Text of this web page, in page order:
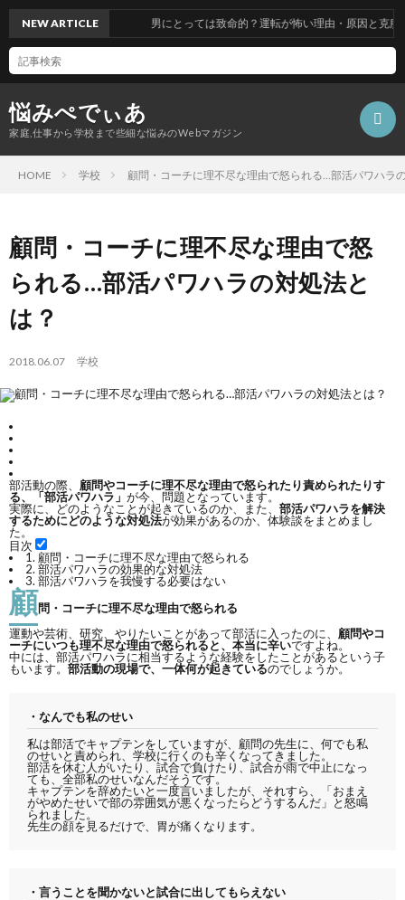
悩みぺでぃあ
家庭,仕事から学校まで些細な悩みのWebマガジン
NEW ARTICLE 男にとっては致命的？運転が怖い理由・原因と克服する
HOME 学校 顧問・コーチに理不尽な理由で怒られる…部活パワハラ
顧問・コーチに理不尽な理由で怒
られる…部活パワハラの対処法と
は？
2018.06.07 学校
部活動の際、 顧問やコーチに理不尽な理由で怒られたり責められたりす
る、「部活パワハラ」 が今、問題となっています。
実際に、どのようなことが起きているのか、また、 部活パワハラを解決
するためにどのような対処法が効果があるのか、体験談をまとめまし
た。
目次
1. 顧問・コーチに理不尽な理由で怒られる
2. 部活パワハラの効果的な対処法
3. 部活パワハラを我慢する必要はない
顧問・コーチに理不尽な理由で怒られる
運動や芸術、研究、やりたいことがあって部活に入ったのに、 顧問やコ
ーチにいつも理不尽な理由で怒られると、本当に辛いですよね。
中には、部活パワハラに相当するような経験をしたことがあるという子
もいます。 部活動の現場で、一体何が起きているのでしょうか。
・なんでも私のせい
私は部活でキャプテンをしていますが、顧問の先生に、何でも私
のせいと責められ、学校に行くのも辛くなってきました。
部活を休む人がいたり、試合で負けたり、試合が雨で中止になっ
ても、全部私のせいなんだそうです。
キャプテンを辞めたいと一度言いましたが、それすら、「おまえ
がやめたせいで部の雰囲気が悪くなったらどうするんだ」と怒鳴
られました。
先生の顔を見るだけで、胃が痛くなります。
・言うことを聞かないと試合に出してもらえない